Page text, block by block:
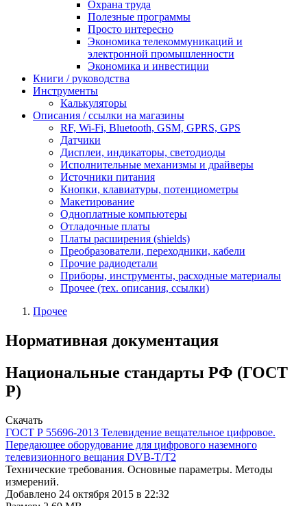
Охрана труда
Полезные программы
Просто интересно
Экономика телекоммуникаций и
электронной промышленности
Экономика и инвестиции
Книги / руководства
Инструменты
Калькуляторы
Описания / ссылки на магазины
RF, Wi-Fi, Bluetooth, GSM, GPRS, GPS
Датчики
Дисплеи, индикаторы, светодиоды
Исполнительные механизмы и драйверы
Источники питания
Кнопки, клавиатуры, потенциометры
Макетирование
Одноплатные компьютеры
Отладочные платы
Платы расширения (shields)
Преобразователи, переходники, кабели
Прочие радиодетали
Приборы, инструменты, расходные материалы
Прочее (тех. описания, ссылки)
Прочее
Нормативная документация
Национальные стандарты РФ (ГОСТ
Р)
Cкачать
ГОСТ Р 55696-2013 Телевидение вещательное цифровое.
Передающее оборудование для цифрового наземного
телевизионного вещания DVB-T/T2
Технические требования. Основные параметры. Методы
измерений.
Добавлено 24 октября 2015 в 22:32